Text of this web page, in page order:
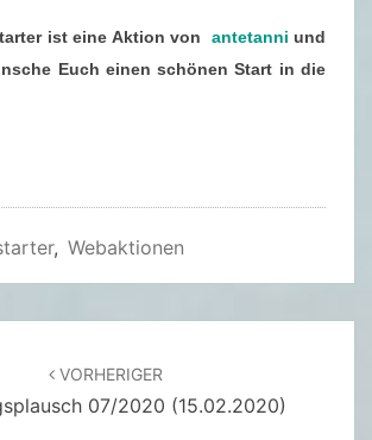
ist eine Aktion von antetanni und
Euch einen schönen Start in die
, Webaktionen
VORHERIGER
07/2020 (15.02.2020)